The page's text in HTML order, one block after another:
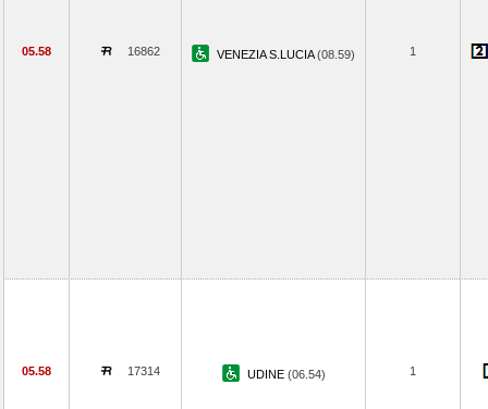
05.58 16862 VENEZIA S.LUCIA(08.59) 1
05.58 17314 UDINE (06.54) 1